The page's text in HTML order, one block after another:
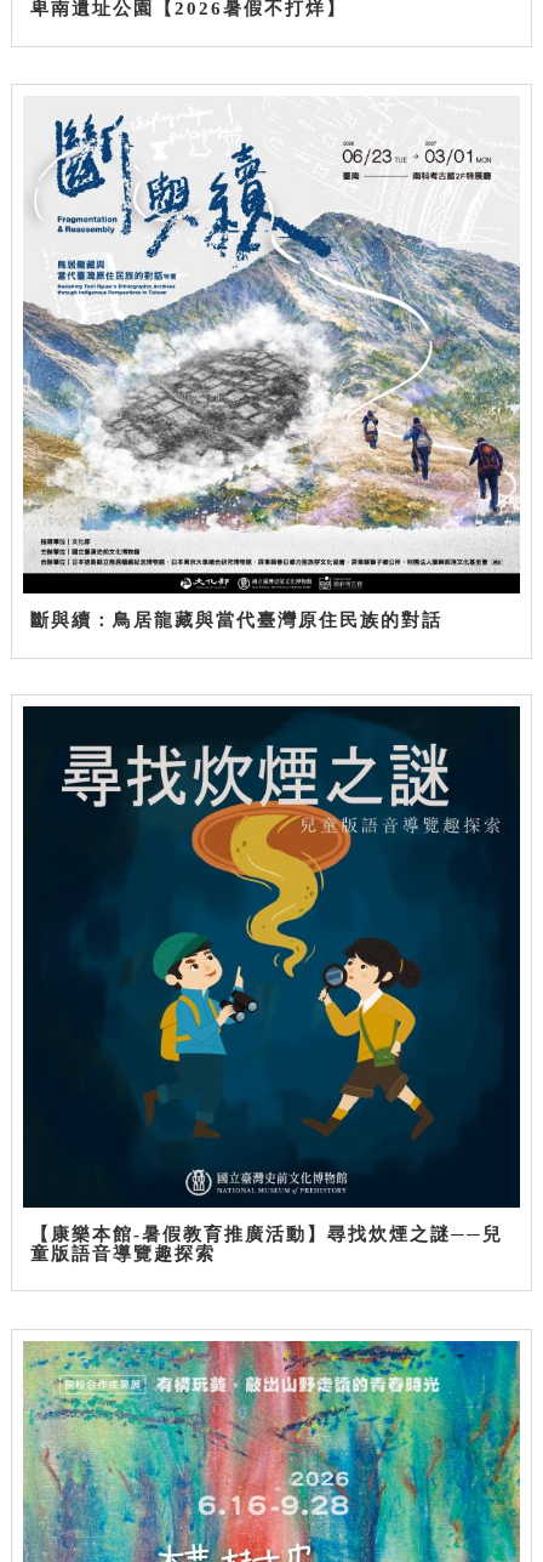
卑南遺址公園【2026暑假不打烊】
斷與續：鳥居龍藏與當代臺灣原住民族的對話
【康樂本館-暑假教育推廣活動】尋找炊煙之謎──兒
童版語音導覽趣探索